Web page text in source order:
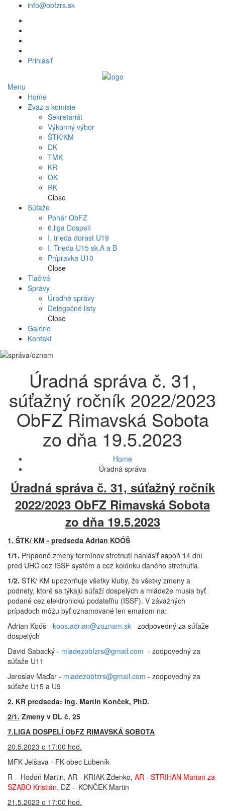
info@obfzrs.sk
Prihlásiť
Menu
Home
Zväz a komisie
Sekretariát
Výkonný výbor
ŠTK/KM
DK
TMK
KR
OK
RK
Close
Súťaže
Pohár ObFZ
6.liga Dospelí
I. trieda dorast U19
I. Trieda U15 sk.A a B
Prípravka U10
Close
Tlačivá
Správy
Úradné správy
Delegačné listy
Close
Galérie
Kontakt
Úradná správa č. 31,
súťažný ročník 2022/2023
ObFZ Rimavská Sobota
zo dňa 19.5.2023
Home
Úradná správa
Úradná správa č. 31, súťažný ročník
2022/2023 ObFZ Rimavská Sobota
zo dňa 19.5.2023
1. ŠTK/ KM - predseda Adrian KOÓŠ
1/1. Prípadné zmeny termínov stretnutí nahlásiť aspoň 14 dní
pred UHČ cez ISSF systém a cez kolónku daného stretnutia.
1/2. ŠTK/ KM upozorňuje všetky kluby, že všetky zmeny a
podnety, ktoré sa týkajú súťaží dospelých a mládeže musia byť
podané cez elektronickú podateľňu (ISSF). V závažných
prípadoch môžu byť oznamované len emailom na:
Adrian Koóš - koos.adrian@zoznam.sk - zodpovedný za súťaže
dospelých
David Sabacký - mladezobfzrs@gmail.com - zodpovedný za
súťaže U11
Jaroslav Maďar - mladezobfzrs@gmail.com - zodpovedný za
súťaže U15 a U9
2. KR predseda: Ing. Martin Konček, PhD.
2/1. Zmeny v DL č. 25
7.LIGA DOSPELÍ ObFZ RIMAVSKÁ SOBOTA
20.5.2023 o 17:00 hod.
MFK Jelšava - FK obec Lubeník
R – Hodoň Martin, AR - KRIAK Zdenko, AR - STRIHAN Marian za
SZABO Kristián, DZ – KONČEK Martin
21.5.2023 o 17:00 hod.